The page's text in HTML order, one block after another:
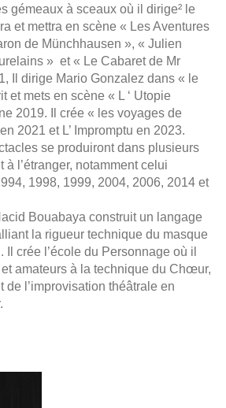
gémeaux à sceaux où il dirige² le
et mettra en scène « Les Aventures
de Münchhausen », « Julien
» et « Le Cabaret de Mr
Il dirige Mario Gonzalez dans « le
et mets en scène « L ‘ Utopie
2019. Il crée « les voyages de
2021 et L’ Impromptu en 2023.
se produiront dans plusieurs
à l’étranger, notamment celui
1998, 1999, 2004, 2006, 2014 et
Bouabaya construit un langage
la rigueur technique du masque
crée l’école du Personnage où il
amateurs à la technique du Chœur,
de l’improvisation théâtrale en